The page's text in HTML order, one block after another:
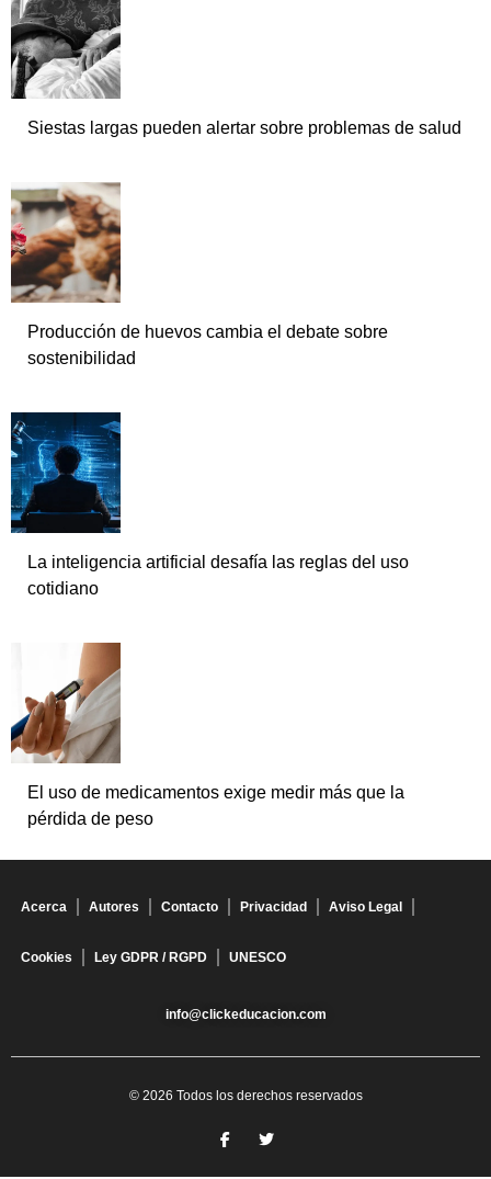
Siestas largas pueden alertar sobre problemas de salud
Producción de huevos cambia el debate sobre
sostenibilidad
La inteligencia artificial desafía las reglas del uso
cotidiano
El uso de medicamentos exige medir más que la
pérdida de peso
Acerca Autores Contacto Privacidad Aviso Legal
Cookies Ley GDPR / RGPD UNESCO
info@clickeducacion.com
© 2026 Todos los derechos reservados